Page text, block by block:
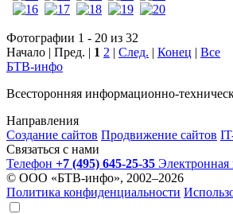
Фотографии 1 - 20 из 32
Начало | Пред. | 1 2 | След. | Конец | Все
БТВ-инфо
Всесторонняя информационно-
Направления
Создание сайтов Продвижение сайтов
Связаться с нами
Телефон +7 (495) 645-25-35 Электронная
© ООО «БТВ-инфо», 2002–2026
Политика конфиденциальности